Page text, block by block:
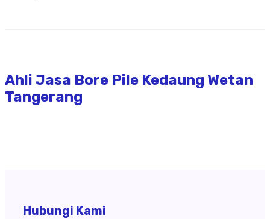
Ahli Jasa Bore Pile Kedaung Wetan
Tangerang
Hubungi Kami